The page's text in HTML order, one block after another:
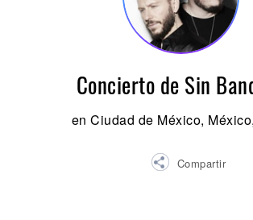
Concierto de Sin
en Ciudad de México,
Compartir